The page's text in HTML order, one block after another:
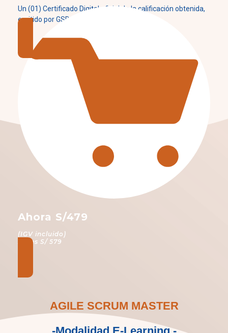
Un (01) Certificado Digital oficial de la calificación obtenida,
emitido por GSDC.
Ahora S/479
(IGV incluido)
Antes S/ 579
AGILE SCRUM MASTER